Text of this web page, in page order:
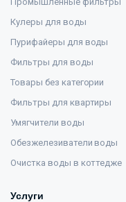
Кулеры для воды
Пурифайеры для воды
Фильтры для воды
Товары без категории
Фильтры для квартиры
Умягчители воды
Обезжелезиватели воды
Очистка воды в коттедже
Услуги